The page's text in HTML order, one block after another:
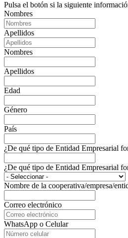
Pulsa el botón si la siguiente
Nombres
Apellidos
Nombres
Apellidos
Edad
Género
País
¿De qué tipo de Entidad Empresarial
¿De qué tipo de Entidad Empresarial
Nombre de la cooperativa/empresa/
Correo electrónico
WhatsApp o Celular